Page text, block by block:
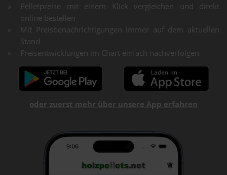
Pelletpreise mit einem Klick vergleichen und direkt
online bestellen
Mit Preisbenachrichtigungen immer auf dem aktuellen
Stand
Preisentwicklungen im Chart einfach nachverfolgen
oder zuerst mehr über unsere App erfahren